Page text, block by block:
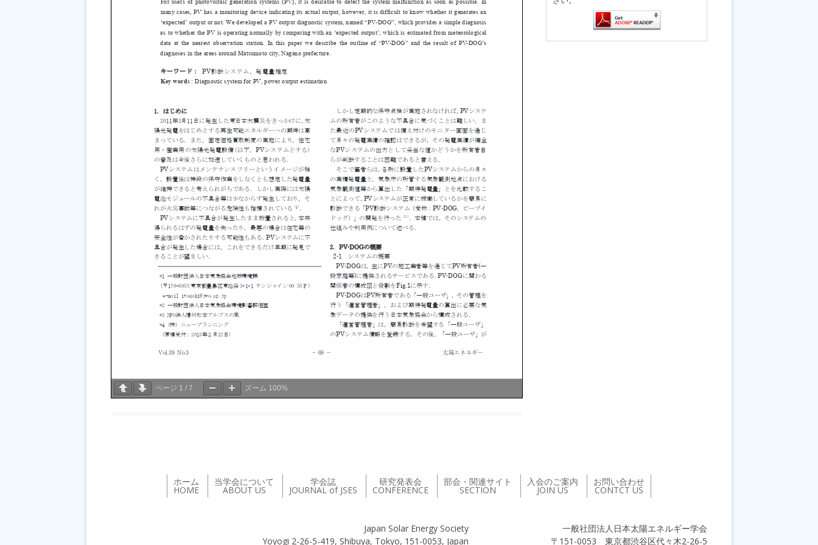
ページ 1 / 7 ズーム 100%
ホーム
HOME
当学会について
ABOUT US
学会誌
JOURNAL of JSES
研究発表会
CONFERENCE
部会・関連サイト
SECTION
入会のご案内
JOIN US
お問い合わせ
CONTCT US
一般社団法人日本太陽エネルギー学会
〒151-0053 東京都渋谷区代々木2-26-5
Japan Solar Energy Society
Yoyogi 2-26-5-419, Shibuya, Tokyo, 151-0053, Japan